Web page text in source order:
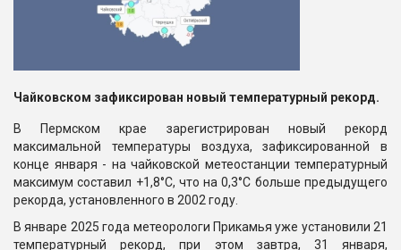
Чайковском зафиксирован новый температурный рекорд.
В Пермском крае зарегистрирован новый рекорд
максимальной температуры воздуха, зафиксированной в
конце января - на чайковской метеостанции температурный
максимум составил +1,8°С, что на 0,3°С больше предыдущего
рекорда, установленного в 2002 году.
В январе 2025 года метеорологи Прикамья уже установили 21
температурный рекорд, при этом завтра, 31 января,